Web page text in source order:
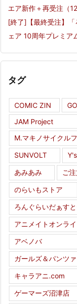
エア新作＋再受注（
[終了]【最終受注】
ェア 10周年プレミア
タグ
COMIC ZIN
JAM Project
M.マキノサイクル
SUNVOLT
あみあみ ご
のらいもストア
ろんぐらいだぁすと
アニメイトオンラ
アベノバ
ガールズ＆パンツ
キャラアニ.com
ゲーマーズ沼津店